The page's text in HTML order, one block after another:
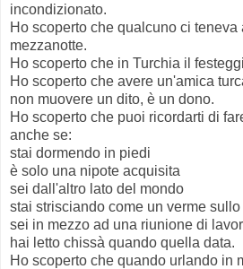
incondizionato.
Ho scoperto che qualcuno ci teneva
mezzanotte.
Ho scoperto che in Turchia il
Ho scoperto che avere un'amica
non muovere un dito, è un dono.
Ho scoperto che puoi ricordarti di
anche se:
stai dormendo in piedi
è solo una nipote acquisita
sei dall'altro lato del mondo
stai strisciando come un verme
sei in mezzo ad una riunione di
hai letto chissà quando quella data.
Ho scoperto che quando urlando in